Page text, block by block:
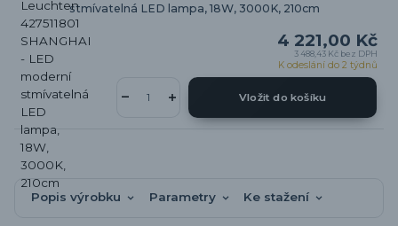
stmívatelná LED lampa, 18W, 3000K, 210cm
4 221,00 Kč
3 488,43 Kč bez DPH
K odeslání do 2 týdnů
Vložit do košíku
Popis výrobku Parametry Ke stažení